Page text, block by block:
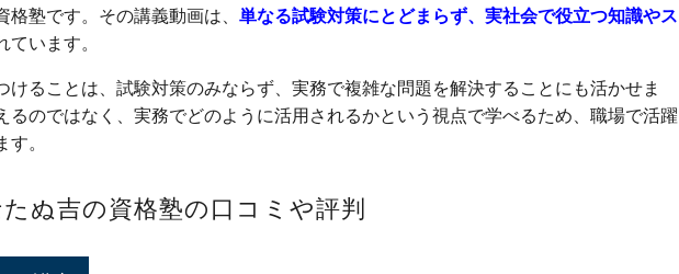
塾です。その講義動画は、 単なる試験対策にとどまらず、実社会で役立つ知識やス
ています。
けることは、試験対策のみならず、実務で複雑な問題を解決することにも活かせま
るのではなく、実務でどのように活用されるかという視点で学べるため、職場で活躍
。
ぬ吉の資格塾の口コミや評判